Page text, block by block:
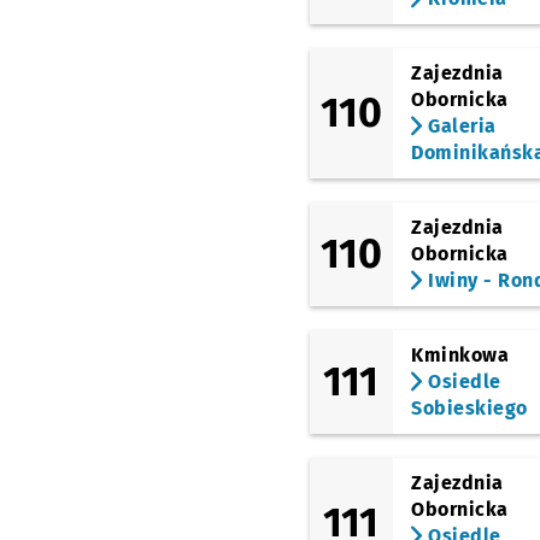
110
Zajezdnia
Obornicka
Galeria
110
Zajezdnia
Obornicka
Iwiny -
111
Kminkowa
Osiedle
Sobieskiego
111
Zajezdnia
Obornicka